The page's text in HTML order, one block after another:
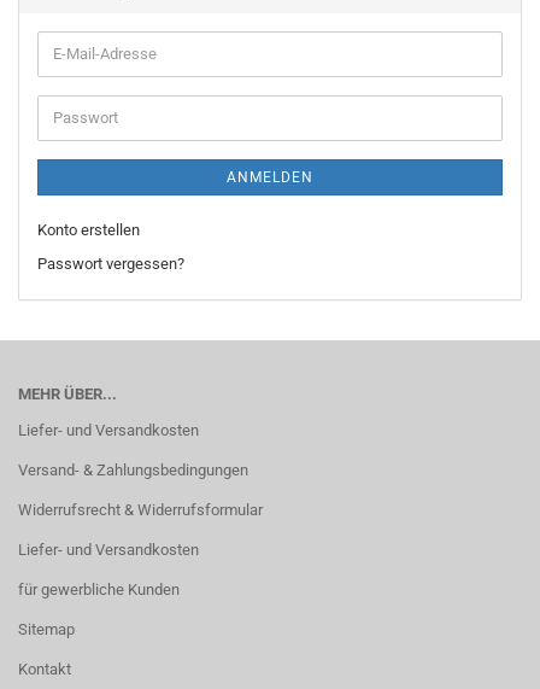
E-
Mail-
Adresse
Passwort
ANMELDEN
Konto erstellen
Passwort vergessen?
MEHR ÜBER...
Liefer- und Versandkosten
Versand- & Zahlungsbedingungen
Widerrufsrecht & Widerrufsformular
Liefer- und Versandkosten
für gewerbliche Kunden
Sitemap
Kontakt